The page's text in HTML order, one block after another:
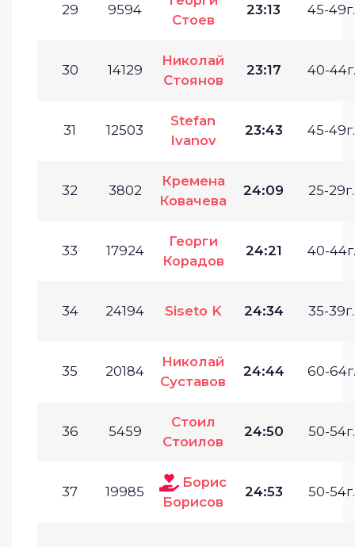
29 9594
Стоев
23:13 45-49г.
30 14129
Николай
Стоянов
23:17 40-44г.
31 12503
Stefan
Ivanov
23:43 45-49г.
32 3802
Кремена
Ковачева
24:09 25-29г.
33 17924
Георги
Корадов
24:21 40-44г.
34 24194 Siseto K 24:34 35-39г.
35 20184
Николай
Суставов
24:44 60-64г.
36 5459
Стоил
Стоилов
24:50 50-54г.
37 19985
Борис
Борисов
24:53 50-54г.